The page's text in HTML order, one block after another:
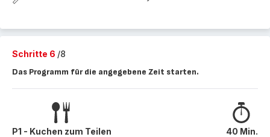
Schritte 6 /8
Das Programm für die angegebene Zeit starten.
P1 - Kuchen zum Teilen 40 Min.